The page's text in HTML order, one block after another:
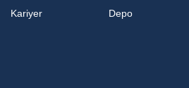
Kariyer
Depo